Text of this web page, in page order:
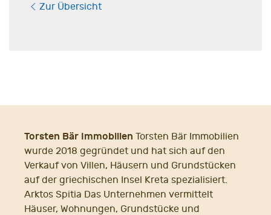
Zur Übersicht
Torsten Bär Immobilien Torsten Bär Immobilien
wurde 2018 gegründet und hat sich auf den
Verkauf von Villen, Häusern und Grundstücken
auf der griechischen Insel Kreta spezialisiert.
Arktos Spitia Das Unternehmen vermittelt
Häuser, Wohnungen, Grundstücke und